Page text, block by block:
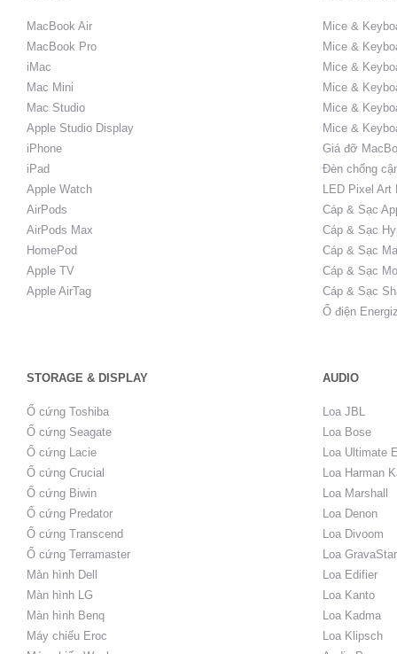
MacBook Air
MacBook Pro
iMac
Mac Mini
Mac Studio
Apple Studio Display
iPhone
iPad
Apple Watch
AirPods
AirPods Max
HomePod
Apple TV
Apple AirTag
Mice &
Mice &
Mice &
Mice &
Mice &
Mice &
Giá đỡ
Đèn chống
LED Pixel Art
Cáp & Sạc
Cáp & Sạc
Cáp & Sạc
Cáp & Sạc
Cáp & Sạc
Ổ điện
STORAGE & DISPLAY AUDIO
Ổ cứng Toshiba
Ổ cứng Seagate
Ổ cứng Lacie
Ổ cứng Crucial
Ổ cứng Biwin
Ổ cứng Predator
Ổ cứng Transcend
Ổ cứng Terramaster
Màn hình Dell
Màn hình LG
Màn hình Benq
Máy chiếu Eroc
Loa JBL
Loa Bose
Loa Ultimate
Loa Harman
Loa Marshall
Loa Denon
Loa Divoom
Loa GravaStar
Loa Edifier
Loa Kanto
Loa Kadma
Loa Klipsch